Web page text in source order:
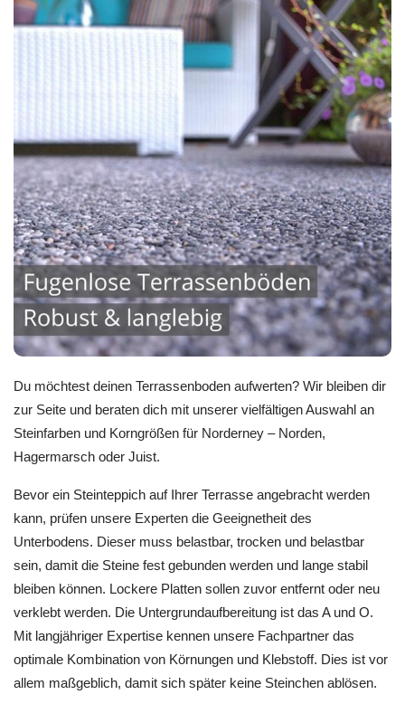
Du möchtest deinen Terrassenboden aufwerten? Wir bleiben dir
zur Seite und beraten dich mit unserer vielfältigen Auswahl an
Steinfarben und Korngrößen für Norderney – Norden,
Hagermarsch oder Juist.
Bevor ein Steinteppich auf Ihrer Terrasse angebracht werden
kann, prüfen unsere Experten die Geeignetheit des
Unterbodens. Dieser muss belastbar, trocken und belastbar
sein, damit die Steine fest gebunden werden und lange stabil
bleiben können. Lockere Platten sollen zuvor entfernt oder neu
verklebt werden. Die Untergrundaufbereitung ist das A und O.
Mit langjähriger Expertise kennen unsere Fachpartner das
optimale Kombination von Körnungen und Klebstoff. Dies ist vor
allem maßgeblich, damit sich später keine Steinchen ablösen.